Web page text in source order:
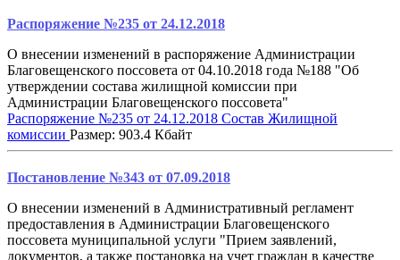
Распоряжение №235 от 24.12.2018
О внесении изменений в распоряжение Администрации
Благовещенского поссовета от 04.10.2018 года №188 "Об
утверждении состава жилищной комиссии при
Администрации Благовещенского поссовета"
Распоряжение №235 от 24.12.2018 Состав Жилищной
комиссии Размер: 903.4 Кбайт
Постановление №343 от 07.09.2018
О внесении изменений в Административный регламент
предоставления в Администрации Благовещенского
поссовета муниципальной услуги "Прием заявлений,
документов, а также постановка на учет граждан в качестве